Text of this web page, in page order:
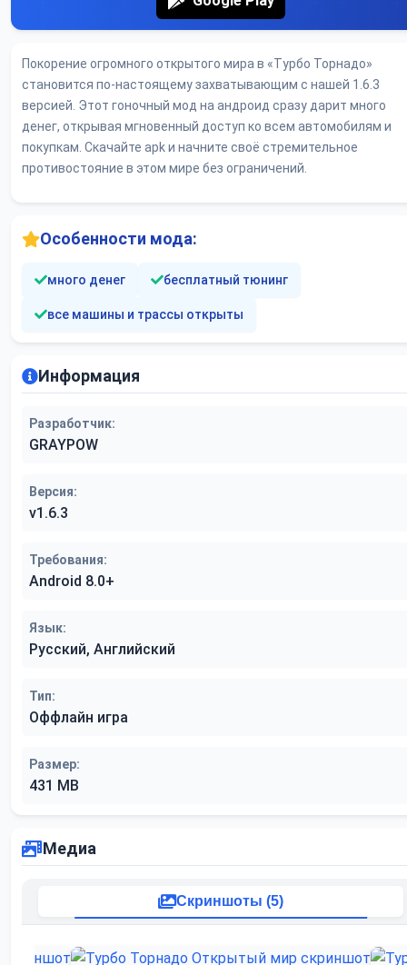
Покорение огромного открытого мира в «Турбо Торнадо»
становится по-настоящему захватывающим с нашей 1.6.3
версией. Этот гоночный мод на андроид сразу дарит много
денег, открывая мгновенный доступ ко всем автомобилям и
покупкам. Скачайте apk и начните своё стремительное
противостояние в этом мире без ограничений.
Особенности мода:
много денег бесплатный тюнинг
все машины и трассы открыты
Информация
Разработчик:
GRAYPOW
Версия:
v1.6.3
Требования:
Android 8.0+
Язык:
Русский, Английский
Тип:
Оффлайн игра
Размер:
431 MB
Медиа
Скриншоты (5)